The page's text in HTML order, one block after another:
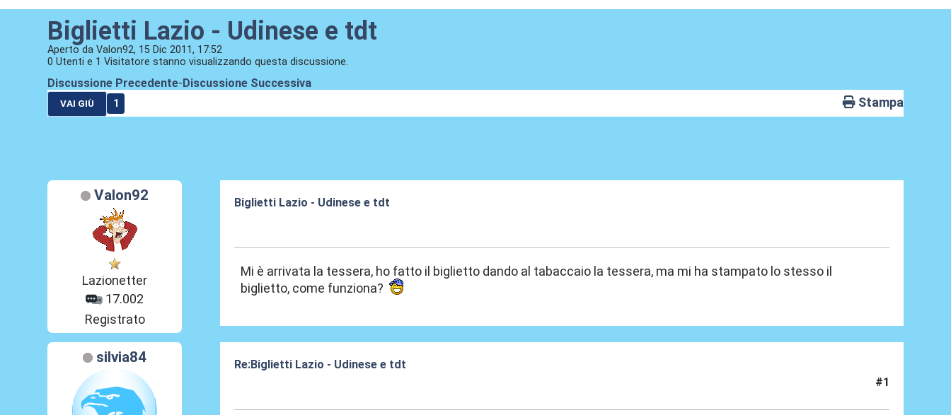
Biglietti Lazio - Udinese e tdt
Aperto da Valon92, 15 Dic 2011, 17:52
0 Utenti e 1 Visitatore stanno visualizzando questa discussione.
Discussione Precedente- Discussione Successiva
VAI GIÙ 1 Stampa
Valon92
Lazionetter
17.002
Registrato
Biglietti Lazio - Udinese e tdt
Mi è arrivata la tessera, ho fatto il biglietto dando al tabaccaio la tessera, ma mi ha stampato lo stesso il
biglietto, come funziona?
silvia84
Re:Biglietti Lazio - Udinese e tdt
#1